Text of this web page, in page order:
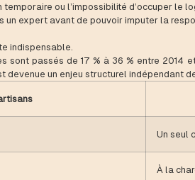
ou l’impossibilité d’occuper le
expert avant de pouvoir imputer la
indispensable.
sont passés de 17 % à 36 % entre 2014
un enjeu structurel indépendant
Un seul
À la